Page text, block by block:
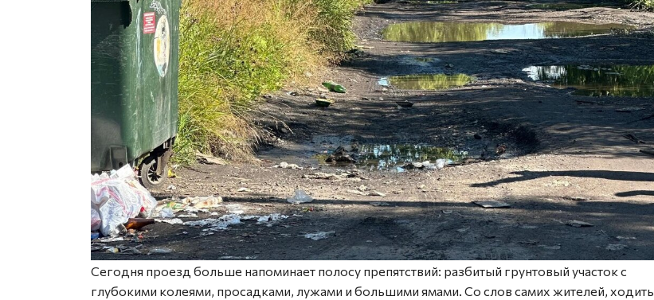
Сегодня проезд больше напоминает полосу препятствий: разбитый грунтовый участок с
глубокими колеями, просадками, лужами и большими ямами. Со слов самих жителей, ходить